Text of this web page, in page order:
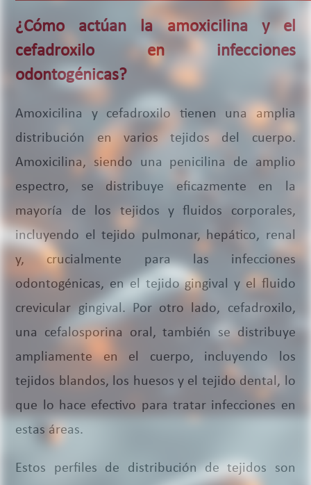
¿Cómo actúan la amoxicilina y el
cefadroxilo en infecciones
odontogénicas?
Amoxicilina y cefadroxilo tienen una amplia
distribución en varios tejidos del cuerpo.
Amoxicilina, siendo una penicilina de amplio
espectro, se distribuye eficazmente en la
mayoría de los tejidos y fluidos corporales,
incluyendo el tejido pulmonar, hepático, renal
y, crucialmente para las infecciones
odontogénicas, en el tejido gingival y el fluido
crevicular gingival. Por otro lado, cefadroxilo,
una cefalosporina oral, también se distribuye
ampliamente en el cuerpo, incluyendo los
tejidos blandos, los huesos y el tejido dental, lo
que lo hace efectivo para tratar infecciones en
estas áreas.
Estos perfiles de distribución de tejidos son